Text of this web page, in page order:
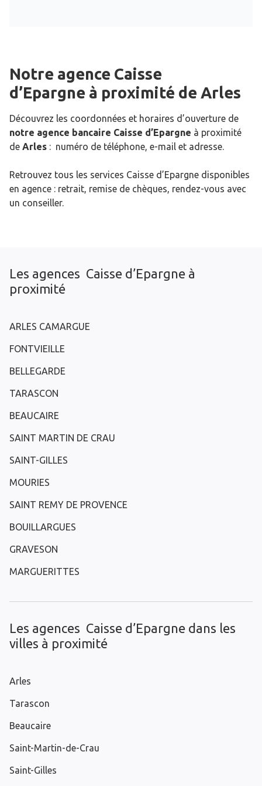
Notre agence Caisse
d’Epargne à proximité de Arles
Découvrez les coordonnées et horaires d’ouverture de
notre agence bancaire Caisse d’Epargne à proximité
de Arles : numéro de téléphone, e-mail et adresse.
Retrouvez tous les services Caisse d’Epargne disponibles
en agence : retrait, remise de chèques, rendez-vous avec
un conseiller.
Les agences Caisse d’Epargne à
proximité
ARLES CAMARGUE
FONTVIEILLE
BELLEGARDE
TARASCON
BEAUCAIRE
SAINT MARTIN DE CRAU
SAINT-GILLES
MOURIES
SAINT REMY DE PROVENCE
BOUILLARGUES
GRAVESON
MARGUERITTES
Les agences Caisse d’Epargne dans les
villes à proximité
Arles
Tarascon
Beaucaire
Saint-Martin-de-Crau
Saint-Gilles